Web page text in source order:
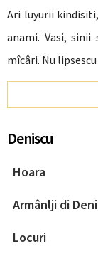
Ari luyurii
anami. Vasi,
mîcâri. Nu
Deniscu
Hoara
Armânlji di
Locuri